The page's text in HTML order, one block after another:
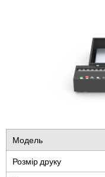
Модель
Розмір друку